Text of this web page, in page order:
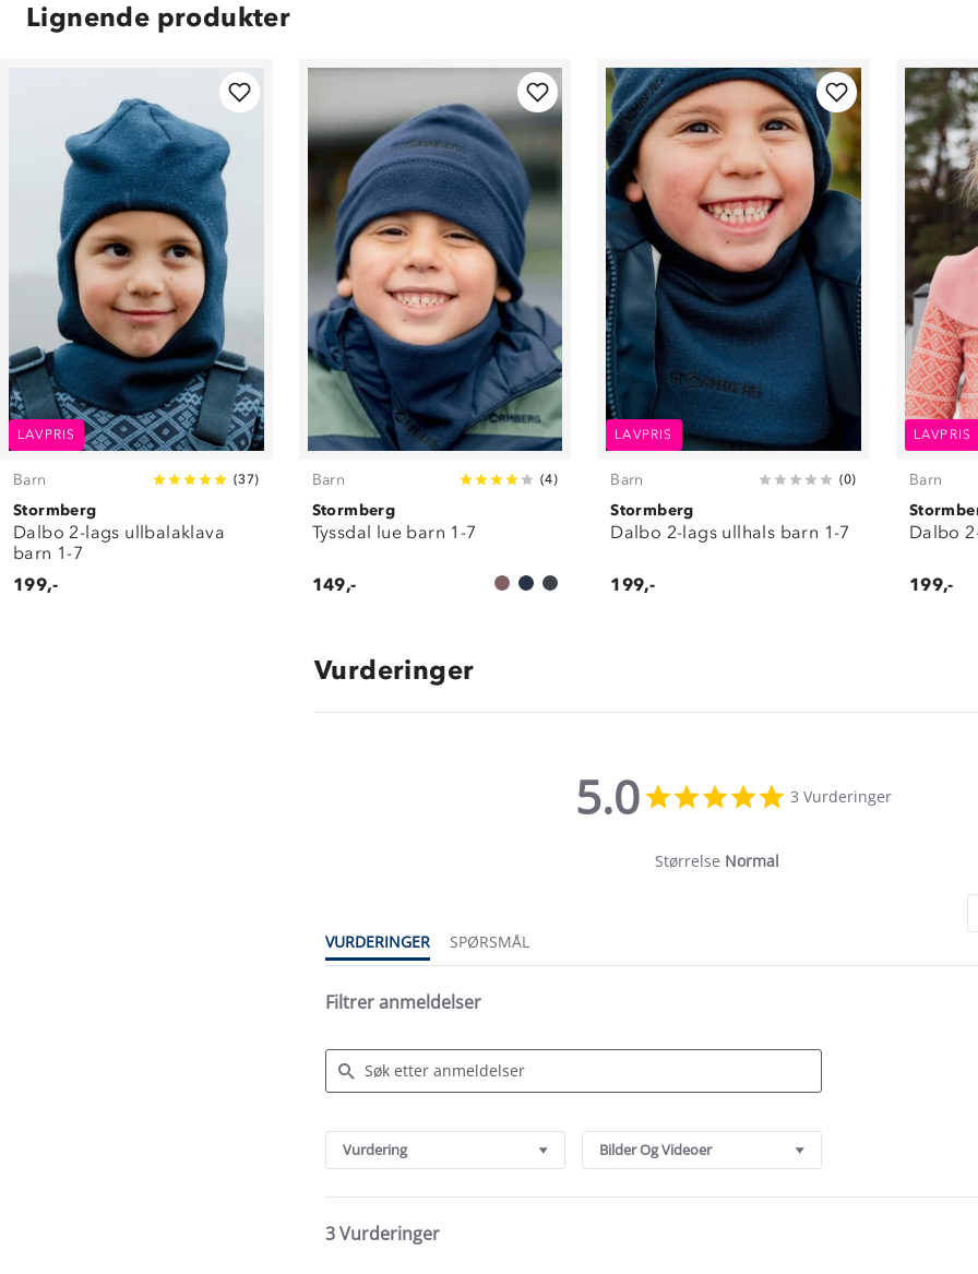
Lignende produkter
LAVPRIS
Barn (37)
Stormberg
Dalbo 2-lags ullbalaklava
barn 1-7
199,-
Barn (4)
Stormberg
Tyssdal lue barn 1-7
149,-
LAVPRIS
Barn (0)
Stormberg
Dalbo 2-lags ullhals barn 1-7
199,-
LAVPRIS
Barn
Dalbo
199,-
Vurderinger
5.0
star
3 Vurderinger
Størrelse Normal
VURDERINGER SPØRSMÅL
Filtrer anmeldelser
Reviews
Vurdering Bilder Og Videoer
3 Vurderinger